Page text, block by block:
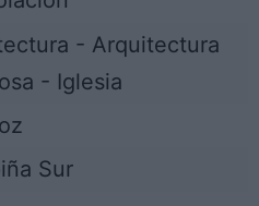
- Arquitectura
- Iglesia
Sur